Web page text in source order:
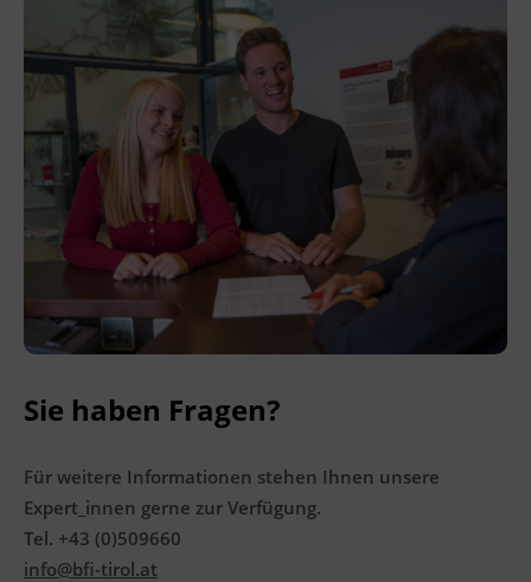
Ingenieurzertifizierung
Sie haben Fragen?
Für weitere Informationen stehen Ihnen unsere
Expert_innen gerne zur Verfügung.
Tel. +43 (0)509660
info@bfi-tirol.at